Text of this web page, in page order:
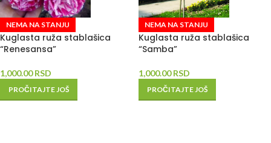
NEMA NA STANJU
Kuglasta ruža stablašica
“Renesansa”
1,000.00RSD
PROČITAJTE JOŠ
NEMA NA STANJU
Kuglasta ruža stablašica
“Samba”
1,000.00RSD
PROČITAJTE JOŠ